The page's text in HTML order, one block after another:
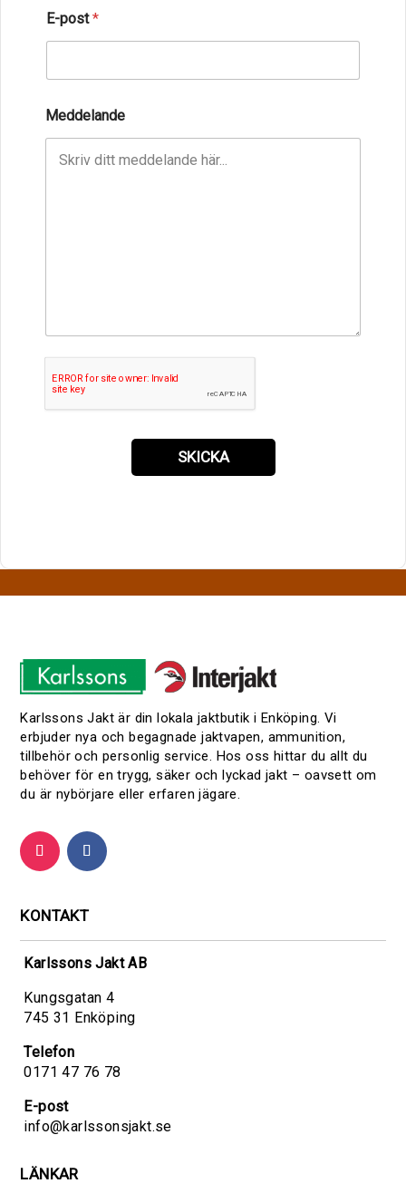
E-post*
Meddelande
SKICKA
Karlssons Jakt är din lokala jaktbutik i Enköping. Vi
erbjuder nya och begagnade jaktvapen, ammunition,
tillbehör och personlig service. Hos oss hittar du allt du
behöver för en trygg, säker och lyckad jakt – oavsett om
du är nybörjare eller erfaren jägare.
KONTAKT
Karlssons Jakt AB
Kungsgatan 4
745 31 Enköping
Telefon
0171 47 76 78
E-post
info@karlssonsjakt.se
LÄNKAR